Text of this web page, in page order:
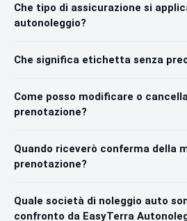
Che tipo di assicurazione si
autonoleggio?
Che significa etichetta senza
Come posso modificare o
prenotazione?
Quando riceverò conferma della
prenotazione?
Quale società di noleggio auto
confronto da EasyTerra